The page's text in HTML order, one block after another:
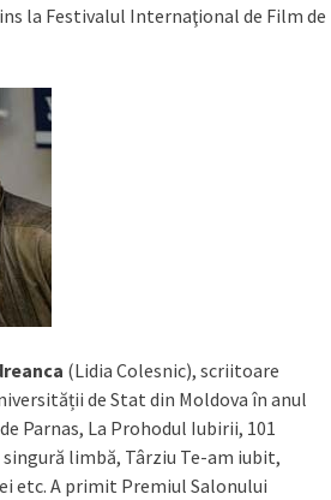
la Festivalul Internaţional de Film de
(Lidia Colesnic), scriitoare
de Stat din Moldova în anul
Parnas, La Prohodul Iubirii, 101
limbă, Târziu Te-am iubit,
etc. A primit Premiul Salonului